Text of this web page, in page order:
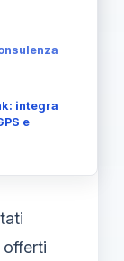
integra
e
offerti